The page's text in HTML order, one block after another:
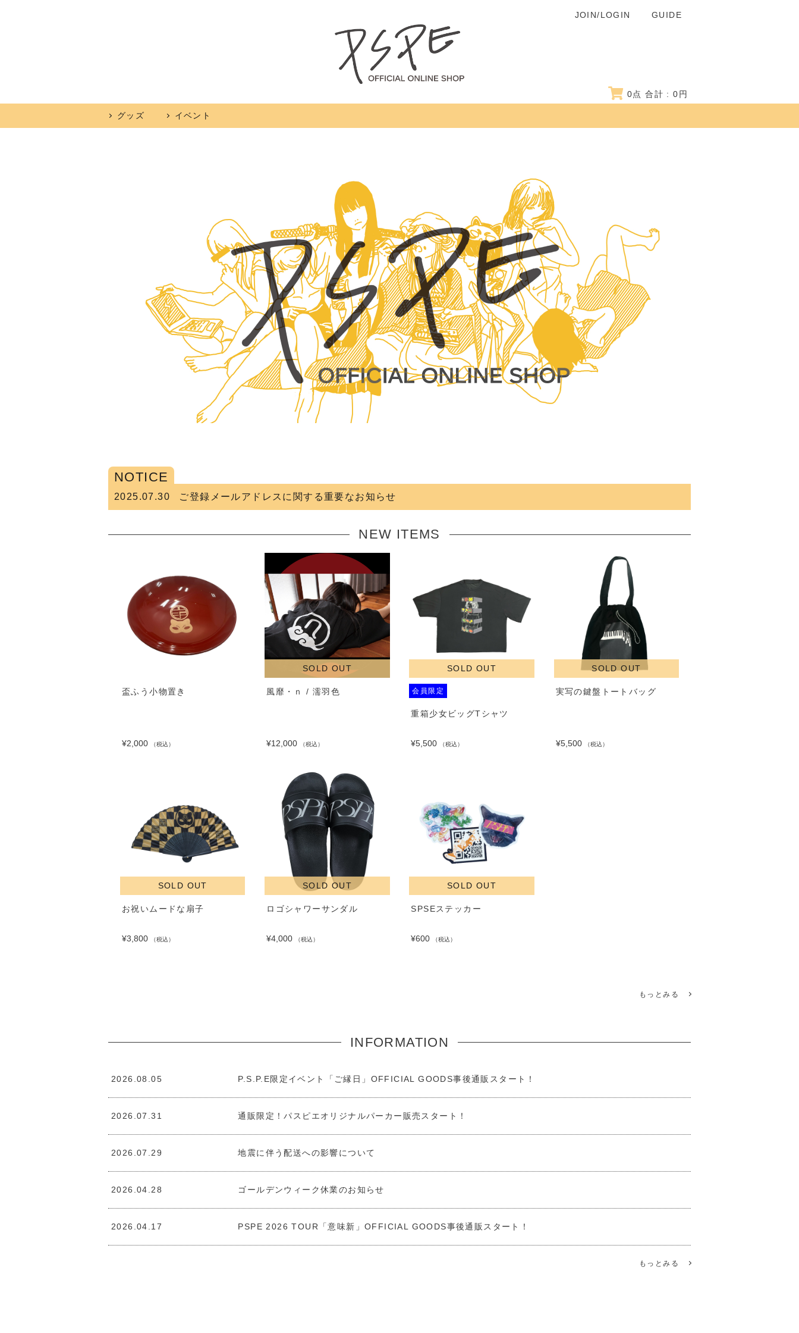
JOIN/LOGIN GUIDE
0点 合計 :0円
グッズ イベント
NOTICE
2025.07.30 ご登録メールアドレスに関する重要なお知らせ
NEW ITEMS
盃ふう小物置き
¥2,000 （税込）
SOLD OUT
風靡・ｎ / 濡羽色
¥12,000 （税込）
SOLD OUT
会員限定
重箱少女ビッグTシャツ
¥5,500 （税込）
SOLD OUT
実写の鍵盤トートバッグ
¥5,500 （税込）
SOLD OUT
お祝いムードな扇子
¥3,800 （税込）
SOLD OUT
ロゴシャワーサンダル
¥4,000 （税込）
SOLD OUT
SPSEステッカー
¥600 （税込）
もっとみる
INFORMATION
2026.08.05 P.S.P.E限定イベント「ご縁日」OFFICIAL GOODS事後通販スタート！
2026.07.31 通販限定！パスピエオリジナルパーカー販売スタート！
2026.07.29 地震に伴う配送への影響について
2026.04.28 ゴールデンウィーク休業のお知らせ
2026.04.17 PSPE 2026 TOUR「意味新」OFFICIAL GOODS事後通販スタート！
もっとみる